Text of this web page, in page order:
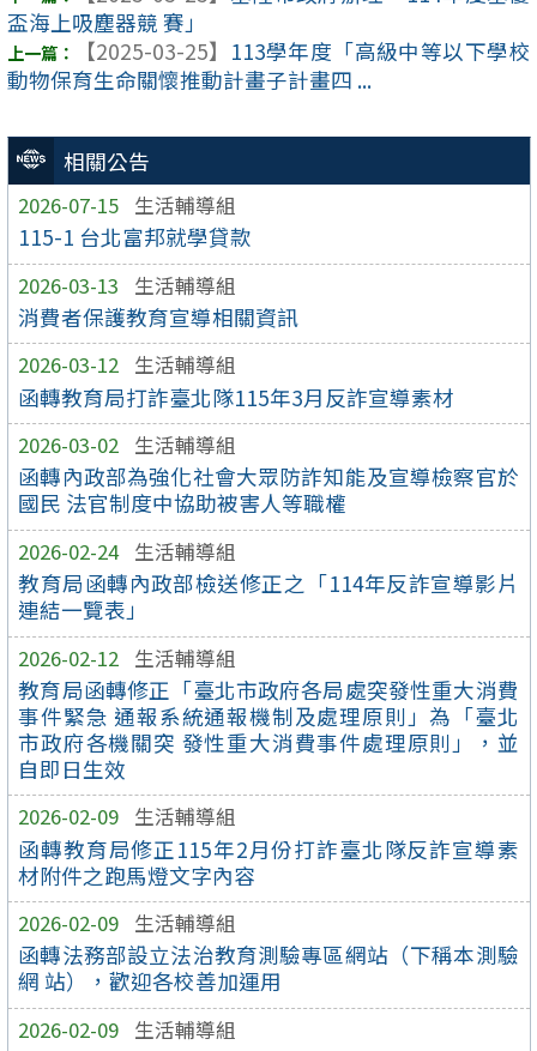
相關公告
2026-07-15 生活輔導組
115-1 台北富邦就學貸款
2026-03-13 生活輔導組
消費者保護教育宣導相關資訊
2026-03-12 生活輔導組
函轉教育局打詐臺北隊115年3月反詐宣導素材
2026-03-02 生活輔導組
函轉內政部為強化社會大眾防詐知能及宣導檢察官於
國民 法官制度中協助被害人等職權
2026-02-24 生活輔導組
教育局函轉內政部檢送修正之「114年反詐宣導影片
連結一覽表」
2026-02-12 生活輔導組
教育局函轉修正「臺北市政府各局處突發性重大消費
事件緊急 通報系統通報機制及處理原則」為「臺北
市政府各機關突 發性重大消費事件處理原則」，並
自即日生效
2026-02-09 生活輔導組
函轉教育局修正115年2月份打詐臺北隊反詐宣導素
材附件之跑馬燈文字內容
2026-02-09 生活輔導組
函轉法務部設立法治教育測驗專區網站（下稱本測驗
網 站），歡迎各校善加運用
2026-02-09 生活輔導組
盃海上吸塵器競 賽」
【2025-03-25】 113學年度「高級中等以下學校
動物保育生命關懷推動計畫子計畫四 ...